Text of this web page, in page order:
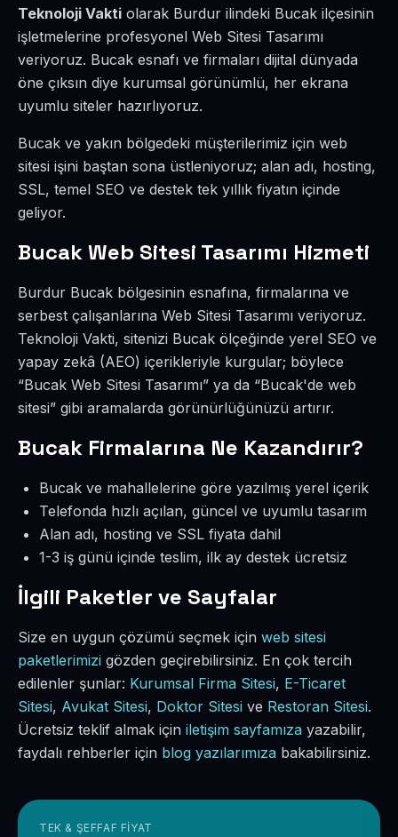
Teknoloji Vakti olarak Burdur ilindeki Bucak ilçesinin
işletmelerine profesyonel Web Sitesi Tasarımı
veriyoruz. Bucak esnafı ve firmaları dijital dünyada
öne çıksın diye kurumsal görünümlü, her ekrana
uyumlu siteler hazırlıyoruz.
Bucak ve yakın bölgedeki müşterilerimiz için web
sitesi işini baştan sona üstleniyoruz; alan adı, hosting,
SSL, temel SEO ve destek tek yıllık fiyatın içinde
geliyor.
Bucak Web Sitesi Tasarımı Hizmeti
Burdur Bucak bölgesinin esnafına, firmalarına ve
serbest çalışanlarına Web Sitesi Tasarımı veriyoruz.
Teknoloji Vakti, sitenizi Bucak ölçeğinde yerel SEO ve
yapay zekâ (AEO) içerikleriyle kurgular; böylece
“Bucak Web Sitesi Tasarımı” ya da “Bucak'de web
sitesi” gibi aramalarda görünürlüğünüzü artırır.
Bucak Firmalarına Ne Kazandırır?
Bucak ve mahallelerine göre yazılmış yerel içerik
Telefonda hızlı açılan, güncel ve uyumlu tasarım
Alan adı, hosting ve SSL fiyata dahil
1-3 iş günü içinde teslim, ilk ay destek ücretsiz
İlgili Paketler ve Sayfalar
Size en uygun çözümü seçmek için web sitesi
paketlerimizi gözden geçirebilirsiniz. En çok tercih
edilenler şunlar: Kurumsal Firma Sitesi, E-Ticaret
Sitesi, Avukat Sitesi, Doktor Sitesi ve Restoran Sitesi.
Ücretsiz teklif almak için iletişim sayfamıza yazabilir,
faydalı rehberler için blog yazılarımıza bakabilirsiniz.
TEK & ŞEFFAF FIYAT